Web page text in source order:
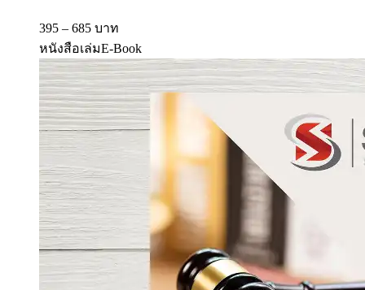
395 – 685 บาท
หนังสือเล่มE-Book